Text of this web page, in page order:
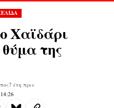
Χαϊδάρι
της
7 έτη πριν